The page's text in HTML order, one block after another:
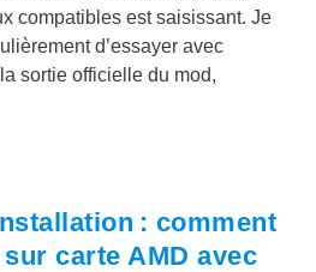
compatibles est saisissant. Je
d’essayer avec
sortie officielle du mod,
: comment
carte AMD avec